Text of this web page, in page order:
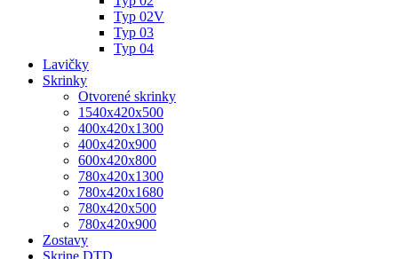
Typ 02V
Typ 03
Typ 04
Lavičky
Skrinky
Otvorené skrinky
1540x420x500
400x420x1300
400x420x900
600x420x800
780x420x1300
780x420x1680
780x420x500
780x420x900
Zostavy
Skrine DTD